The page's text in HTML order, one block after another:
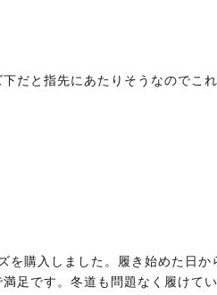
だと指先にあたりそうなのでこ
購入しました。履き始めた日か
足です。冬道も問題なく履けてい